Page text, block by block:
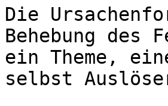
Die
Behebung
ein Theme,
selbst